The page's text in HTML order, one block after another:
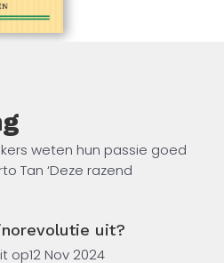
dan een kalkoen. Samen
wekken Gijs en Maarten
weten hun passie goed
Tan ‘Deze razend
leest als een
prachtige illustraties en
Scientist ‘Heerlijk boek […]
uit?
op12 Nov 2024